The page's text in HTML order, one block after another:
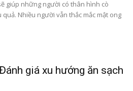
giúp những người có thân hình cò
Nhiều người vẫn thắc mắc mật ong
giá xu hướng ăn sạch